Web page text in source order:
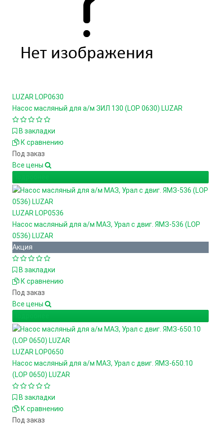
LUZAR LOP0630
Насос масляный для а/м ЗИЛ 130 (LOP 0630) LUZAR
В закладки
К сравнению
Под заказ
Все цены
LUZAR LOP0536
Насос масляный для а/м МАЗ, Урал с двиг. ЯМЗ-536 (LOP
0536) LUZAR
Акция
В закладки
К сравнению
Под заказ
Все цены
LUZAR LOP0650
Насос масляный для а/м МАЗ, Урал с двиг. ЯМЗ-650.10
(LOP 0650) LUZAR
В закладки
К сравнению
Под заказ